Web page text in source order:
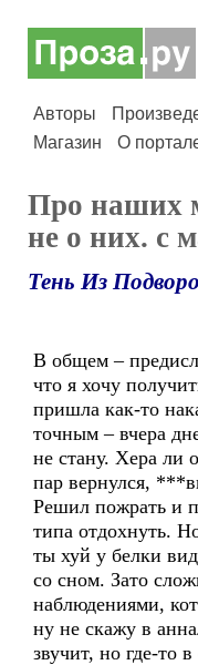
Авторы
Магазин
О
Про наших
не о них. с
Тень Из
В общем –
что я хочу
пришла как-то
точным – вчера
не стану. Хера ли
пар вернулся,
Решил пожрать и
типа отдохнуть.
ты хуй у белки
со сном. Зато
наблюдениями,
ну не скажу в
звучит, но где-то